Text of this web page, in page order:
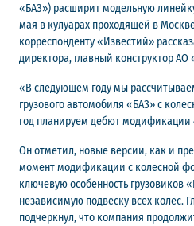
«БАЗ») расширит модельную
мая в кулуарах проходящей в
корреспонденту «Известий»
директора, главный конструктор
«В следующем году мы
грузового автомобиля «БАЗ» с
год планируем дебют модификации
Он отметил, новые версии, как и
момент модификации с колесной
ключевую особенность грузовиков
независимую подвеску всех колес.
подчеркнул, что компания